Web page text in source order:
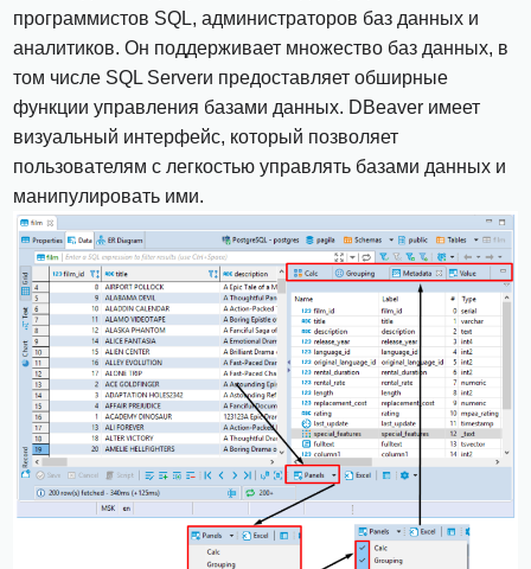
программистов SQL, администраторов баз данных и
аналитиков. Он поддерживает множество баз данных, в
том числе SQL Serverи предоставляет обширные
функции управления базами данных. DBeaver имеет
визуальный интерфейс, который позволяет
пользователям с легкостью управлять базами данных и
манипулировать ими.